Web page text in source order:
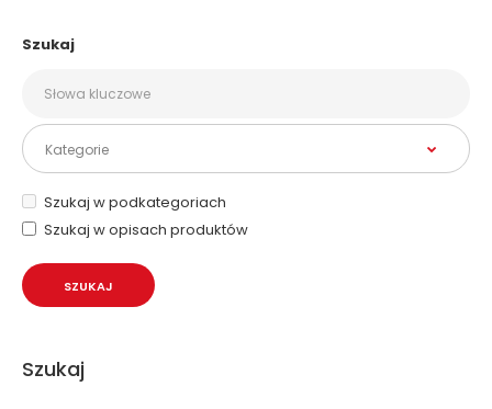
Szukaj
Szukaj w podkategoriach
Szukaj w opisach produktów
Szukaj